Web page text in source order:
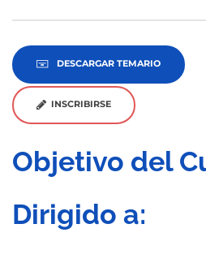
DESCARGAR TEMARIO
INSCRIBIRSE
Objetivo del
Dirigido a: